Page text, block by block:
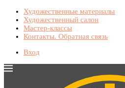
Художественные материалы
Художественный салон
Мастер-классы
Контакты. Обратная связь
Вход